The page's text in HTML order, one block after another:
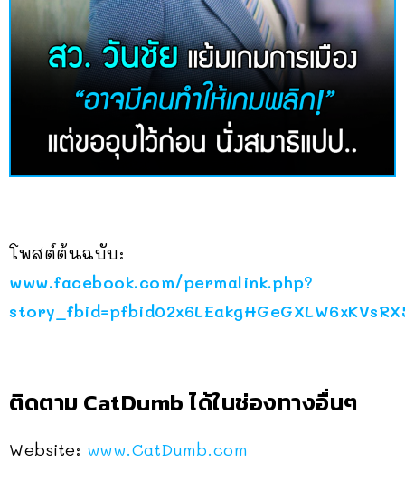
โพสต์ต้นฉบับ:
www.facebook.com/permalink.php?
ติดตาม CatDumb ได้ในช่องทางอื่นๆ
Website: www.CatDumb.com